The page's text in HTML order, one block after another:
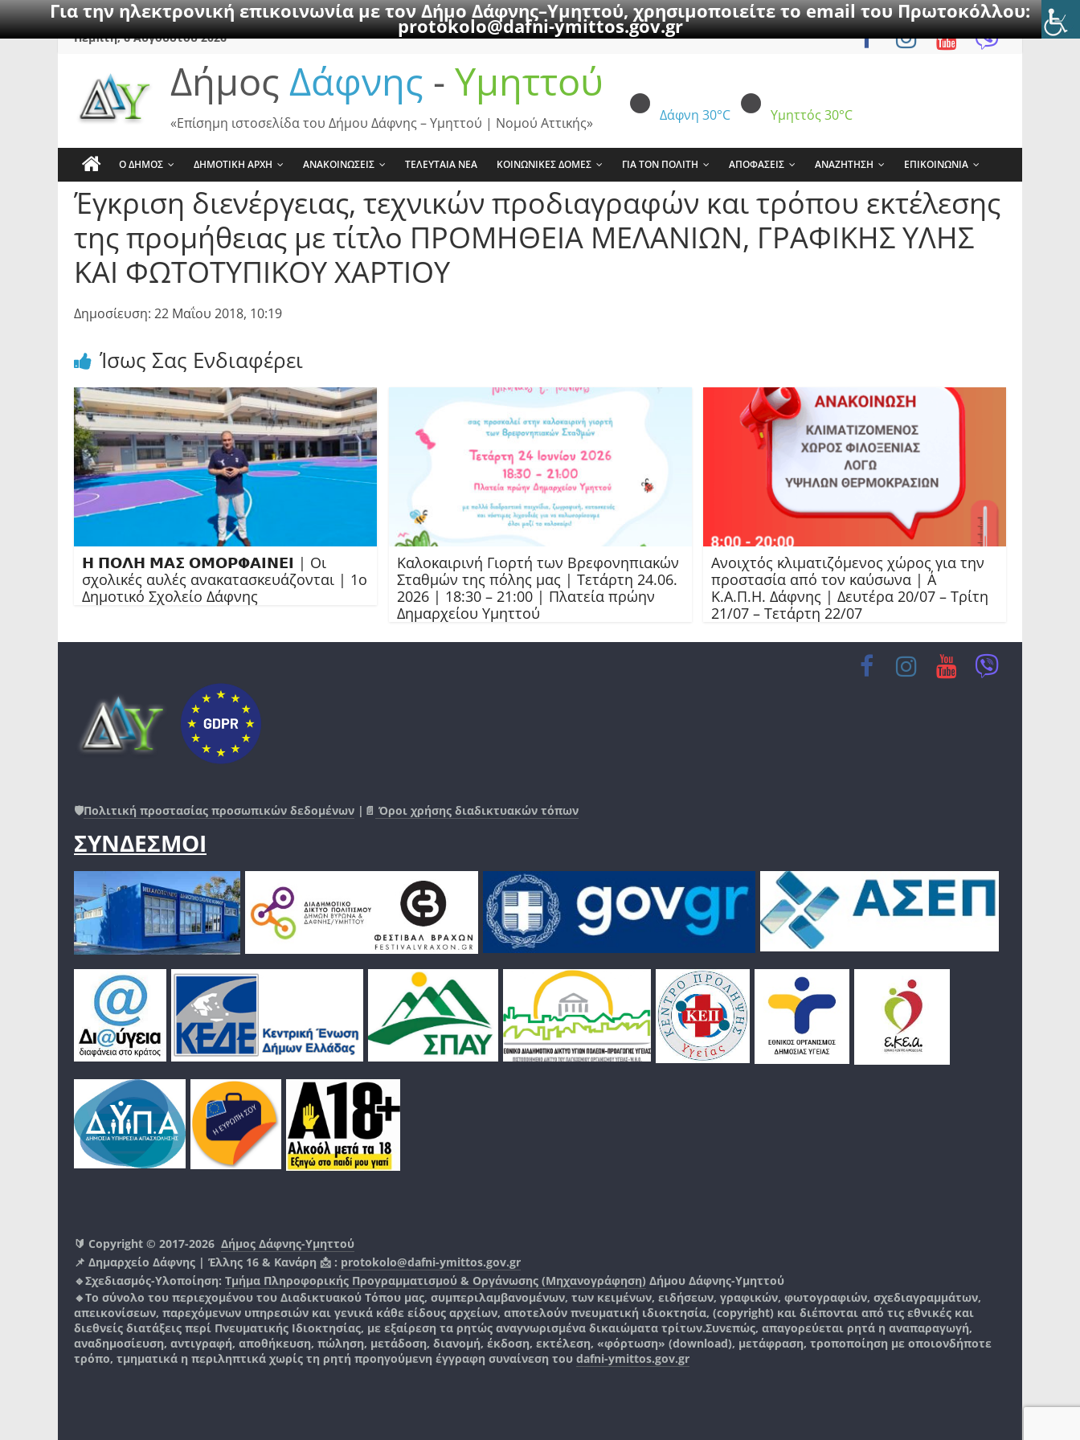
Για την ηλεκτρονική επικοινωνία με τον Δήμο Δάφνης–Υμηττού, χρησιμοποιείτε το email του Πρωτοκόλλου:
protokolo@dafni-ymittos.gov.gr
SkipΠέμπτη, 6 Αυγούστου 2026
Δήμος Δάφνης - Υμηττού
Δάφνη 30°C Υμηττός 30°C
«Επίσημη ιστοσελίδα του Δήμου Δάφνης – Υμηττού | Νομού Αττικής»
Ο ΔΗΜΟΣ ΔΗΜΟΤΙΚΗ ΑΡΧΗ ΑΝΑΚΟΙΝΩΣΕΙΣ ΤΕΛΕΥΤΑΙΑ ΝΕΑ ΚΟΙΝΩΝΙΚΕΣ ΔΟΜΕΣ ΓΙΑ ΤΟΝ ΠΟΛΙΤΗ ΑΠΟΦΑΣΕΙΣ ΑΝΑΖΗΤΗΣΗ ΕΠΙΚΟΙΝΩΝΙΑ
Έγκριση διενέργειας, τεχνικών προδιαγραφών και τρόπου εκτέλεσης
της προμήθειας με τίτλο ΠΡΟΜΗΘΕΙΑ ΜΕΛΑΝΙΩΝ, ΓΡΑΦΙΚΗΣ ΥΛΗΣ
ΚΑΙ ΦΩΤΟΤΥΠΙΚΟΥ ΧΑΡΤΙΟΥ
Δημοσίευση: 22 Μαΐου 2018, 10:19
Ίσως Σας Ενδιαφέρει
𝝜 𝝥𝝤𝝠𝝜 𝝡𝝖𝝨 𝝤𝝡𝝤𝝦𝝫𝝖𝝞𝝢𝝚𝝞 | Οι
σχολικές αυλές ανακατασκευάζονται | 1ο
Δημοτικό Σχολείο Δάφνης
Καλοκαιρινή Γιορτή των Βρεφονηπιακών
Σταθμών της πόλης μας | Τετάρτη 24.06.
2026 | 18:30 – 21:00 | Πλατεία πρώην
Δημαρχείου Υμηττού
Ανοιχτός κλιματιζόμενος χώρος για την
προστασία από τον καύσωνα | Α΄
Κ.Α.Π.Η. Δάφνης | Δευτέρα 20/07 – Τρίτη
21/07 – Τετάρτη 22/07
🛡️Πολιτική προστασίας προσωπικών δεδομένων |📄 Όροι χρήσης διαδικτυακών τόπων
ΣΥΝΔΕΣΜΟΙ
🔰 Copyright © 2017-2026 Δήμος Δάφνης-Υμηττού
📌 Δημαρχείο Δάφνης | Έλλης 16 & Κανάρη 📩 : protokolo@dafni-ymittos.gov.gr
🔹Σχεδιασμός-Υλοποίηση: Τμήμα Πληροφορικής Προγραμματισμού & Οργάνωσης (Μηχανογράφηση) Δήμου Δάφνης-Υμηττού
🔸Το σύνολο του περιεχομένου του Διαδικτυακού Τόπου μας, συμπεριλαμβανομένων, των κειμένων, ειδήσεων, γραφικών, φωτογραφιών, σχεδιαγραμμάτων,
απεικονίσεων, παρεχόμενων υπηρεσιών και γενικά κάθε είδους αρχείων, αποτελούν πνευματική ιδιοκτησία, (copyright) και διέπονται από τις εθνικές και
διεθνείς διατάξεις περί Πνευματικής Ιδιοκτησίας, με εξαίρεση τα ρητώς αναγνωρισμένα δικαιώματα τρίτων.Συνεπώς, απαγορεύεται ρητά η αναπαραγωγή,
αναδημοσίευση, αντιγραφή, αποθήκευση, πώληση, μετάδοση, διανομή, έκδοση, εκτέλεση, «φόρτωση» (download), μετάφραση, τροποποίηση με οποιονδήποτε
τρόπο, τμηματικά η περιληπτικά χωρίς τη ρητή προηγούμενη έγγραφη συναίνεση του dafni-ymittos.gov.gr